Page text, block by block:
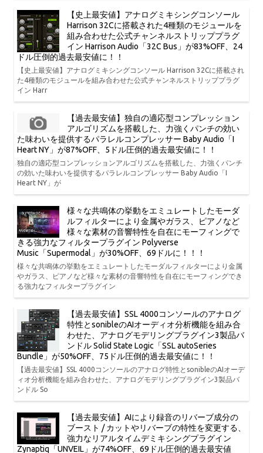
【史上最安値】アナログミキシングコンソール
Harrison 32Cに搭載された4種類のモジュールを
組み合わせた公式チャンネルストリッププラグ
イン Harrison Audio「32C Bus」が83%OFF、24
ドル圧倒的過去最安値に！！
【史上最安値】アナログミキシングコンソール Harrison 32Cに搭載され
た4種類のモジュールを組み合わせた公式チャンネルストリッププラグ
イン Harr
【過去最安値】独自の適応型コンプレッション
アルゴリズムを搭載した、力強くパンチの効い
た味わいを提供するパラレルコンプレッサー Baby Audio「I
Heart NY」が87%OFF、5ドル圧倒的過去最安値に！！
独自の適応型コンプレッションアルゴリズムを搭載した、力強くパンチ
の効いた味わいを提供するパラレルコンプレッサー Baby Audio「I
Heart NY」が
様々な共鳴体の挙動をエミュレートしたモーダ
ルフィルターにより金属やガラス、ピアノなど
様々な素材の音響特性を自在にモーフィングで
きる強力なフィルタープラグイン Polyverse
Music「Supermodal」が30%OFF、69ドルに！！！
様々な共鳴体の挙動をエミュレートしたモーダルフィルターにより金属
やガラス、ピアノなど様々な素材の音響特性を自在にモーフィングでき
る強力なフィルタープラグイン
【過去最安値】SSL 4000コンソールのアナログ
特性とsonibleのAIオーディオ分析機能を組み合
わせた、アナログモデリングプラグイン3製品バ
ンドル Solid State Logic「SSL autoSeries
Bundle」が50%OFF、75ドル圧倒的過去最安値に！！
【過去最安値】SSL 4000コンソールのアナログ特性とsonibleのAIオーデ
ィオ分析機能を組み合わせた、アナログモデリングプラグイン3製品バ
ンドル So
【過去最安値】AIにより録音のリバーブ成分の
ブースト / カットやリバーブの特性を変更する、
強力なリアルタイムデミキシングプラグイン
Zynaptiq「UNVEIL」が74%OFF、69ドル圧倒的過去最安値